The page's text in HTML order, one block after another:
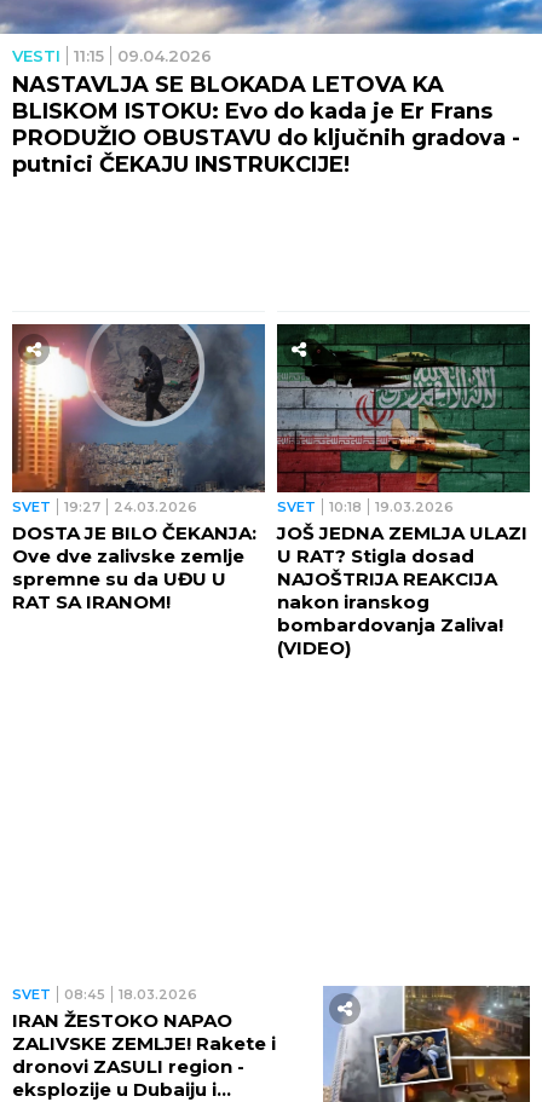
VESTI 11:15 09.04.2026
NASTAVLJA SE BLOKADA LETOVA KA
BLISKOM ISTOKU: Evo do kada je Er Frans
PRODUŽIO OBUSTAVU do ključnih gradova -
putnici ČEKAJU INSTRUKCIJE!
SVET 19:27 24.03.2026
DOSTA JE BILO ČEKANJA:
Ove dve zalivske zemlje
spremne su da UĐU U
RAT SA IRANOM!
SVET 10:18 19.03.2026
JOŠ JEDNA ZEMLJA ULAZI
U RAT? Stigla dosad
NAJOŠTRIJA REAKCIJA
nakon iranskog
bombardovanja Zaliva!
(VIDEO)
SVET 08:45 18.03.2026
IRAN ŽESTOKO NAPAO
ZALIVSKE ZEMLJE! Rakete i
dronovi ZASULI region -
eksplozije u Dubaiju i